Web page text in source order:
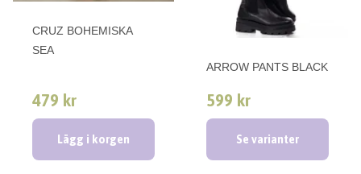
CRUZ BOHEMISKA
SEA
479 kr
Lägg i korgen
ARROW PANTS BLACK
599 kr
Se varianter